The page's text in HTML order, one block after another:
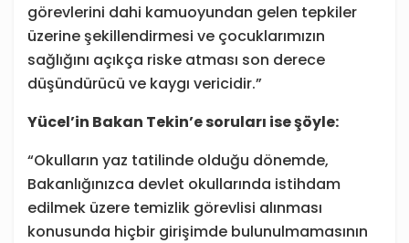
görevlerini dahi kamuoyundan gelen tepkiler
üzerine şekillendirmesi ve çocuklarımızın
sağlığını açıkça riske atması son derece
düşündürücü ve kaygı vericidir.”
Yücel’in Bakan Tekin’e soruları ise şöyle:
“Okulların yaz tatilinde olduğu dönemde,
Bakanlığınızca devlet okullarında istihdam
edilmek üzere temizlik görevlisi alınması
konusunda hiçbir girişimde bulunulmamasının